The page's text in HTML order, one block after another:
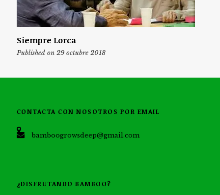
Siempre Lorca
Published on 29 octubre 2018
CONTACTA CON NOSOTROS POR EMAIL
bamboogrowsdeep@gmail.com
¿DISFRUTANDO BAMBOO?